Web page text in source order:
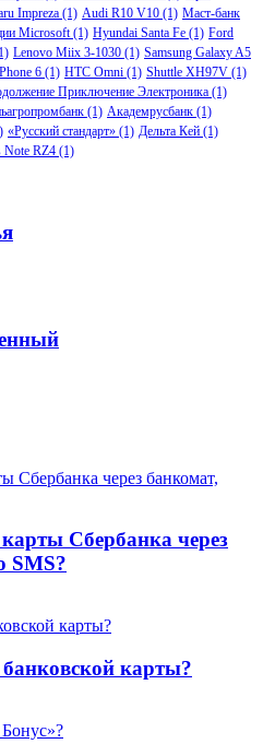
Impreza (1) Audi R10 V10 (1) Маст-банк
Microsoft (1) Hyundai Santa Fe (1) Ford
Lenovo Miix 3-1030 (1) Samsung Galaxy A5
6 (1) HTC Omni (1) Shuttle XH97V (1)
Приключение Электроника (1)
(1) Академрусбанк (1)
«Русский стандарт» (1) Дельта Кей (1)
Note RZ4 (1)
Сбербанка через
SMS?
карты?